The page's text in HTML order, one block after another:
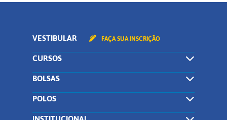
VESTIBULAR FAÇA SUA INSCRIÇÃO
CURSOS
BOLSAS
POLOS